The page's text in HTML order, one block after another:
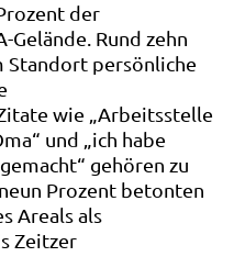
der
Gelände. Rund zehn
Standort persönliche
wie „Arbeitsstelle
und „ich habe
gehören zu
Prozent betonten
Areals als
Zeitzer